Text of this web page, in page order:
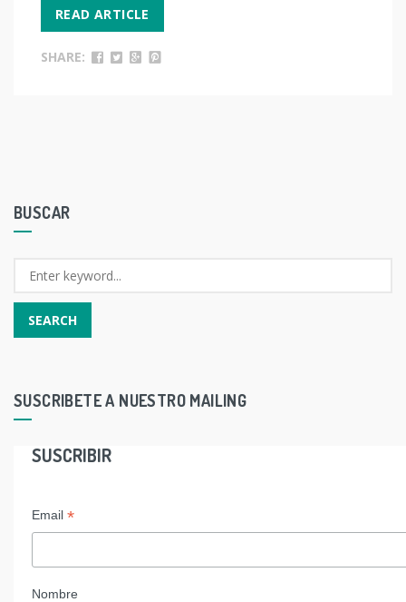
READ ARTICLE
SHARE:
BUSCAR
SUSCRIBETE A NUESTRO MAILING
SUSCRIBIR
Email *
Nombre